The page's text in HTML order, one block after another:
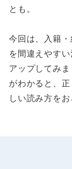
とも。
今回は、入籍
を間違えやす
アップしてみ
がわかると、
しい読み方を